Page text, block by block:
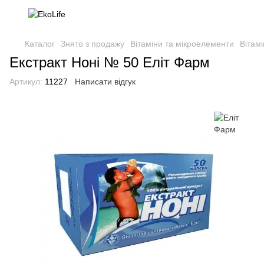
Каталог Знято з продажу Вітаміни та мікроелементи
Екстракт Ноні № 50 Еліт Фарм
Артикул: 11227 Написати відгук